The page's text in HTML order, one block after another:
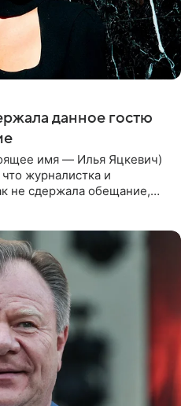
данное гостю
имя — Илья Яцкевич)
журналистка и
не сдержала обещание,